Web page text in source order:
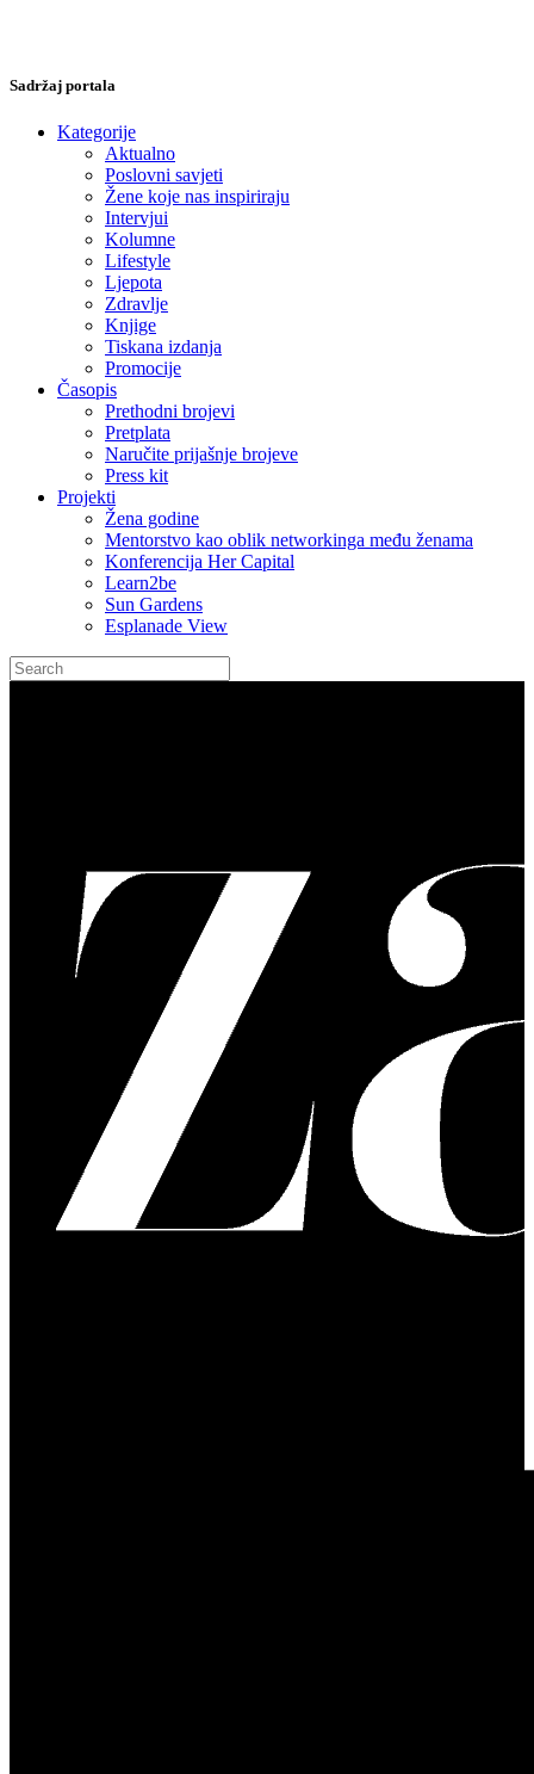
Sadržaj portala
Kategorije
Aktualno
Poslovni savjeti
Žene koje nas inspiriraju
Intervjui
Kolumne
Lifestyle
Ljepota
Zdravlje
Knjige
Tiskana izdanja
Promocije
Časopis
Prethodni brojevi
Pretplata
Naručite prijašnje brojeve
Press kit
Projekti
Žena godine
Mentorstvo kao oblik networkinga među ženama
Konferencija Her Capital
Learn2be
Sun Gardens
Esplanade View